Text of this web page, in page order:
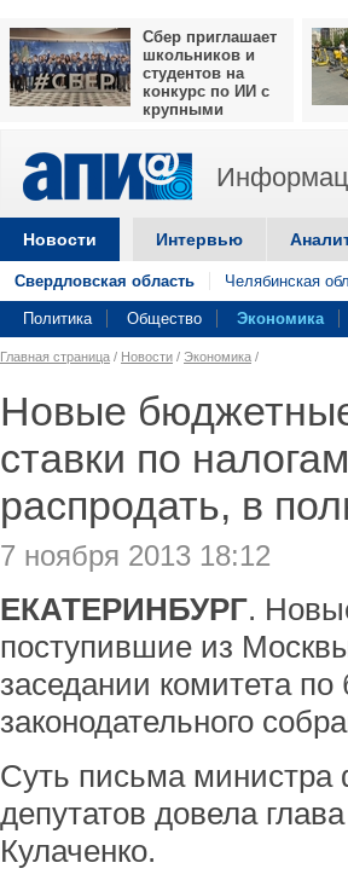
Сбер приглашает
школьников и
студентов на
конкурс по ИИ с
крупными
Новости Интервью
Свердловская область Челябинская
Политика Общество Экономика
Главная страница / Новости / Экономика /
Новые
ставки по
распродать, в
7 ноября 2013 18:12
ЕКАТЕРИНБУРГ.
поступившие из
заседании комитета
законодательного
Суть письма
депутатов довела
Кулаченко.